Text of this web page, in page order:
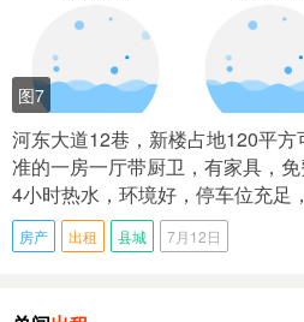
图7
河东大道12巷，新楼占地120平
准的一房一厅带厨卫，有家具，
4小时热水，环境好，停车位充足
房产 出租 县城 7月12日